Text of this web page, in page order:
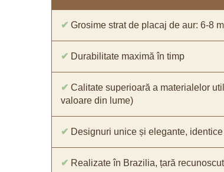
✔ Grosime strat de placaj de aur: 6-8
✔ Durabilitate maximă în timp
✔ Calitate superioară a materialelor
valoare din lume)
✔ Designuri unice și elegante,
✔ Realizate în Brazilia, țară